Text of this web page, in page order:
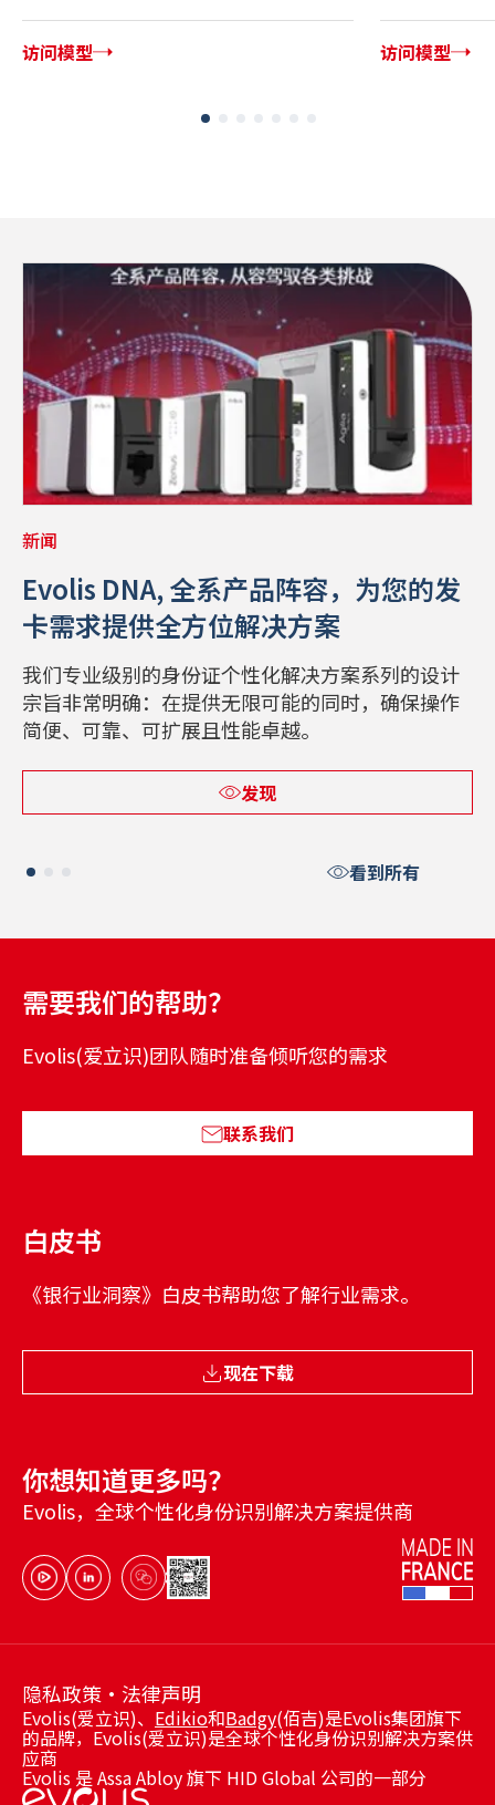
访问模型 访问模型
新闻
Evolis DNA, 全系产品阵容，为您的发
卡需求提供全方位解决方案
我们专业级别的身份证个性化解决方案系列的设计
宗旨非常明确：在提供无限可能的同时，确保操作
简便、可靠、可扩展且性能卓越。
发现
看到所有
需要我们的帮助？
Evolis(爱立识)团队随时准备倾听您的需求
联系我们
白皮书
《银行业洞察》白皮书帮助您了解行业需求。
现在下载
你想知道更多吗？
Evolis，全球个性化身份识别解决方案提供商
隐私政策 法律声明
Evolis(爱立识)、 Edikio和Badgy(佰吉)是Evolis集团旗下
的品牌，Evolis(爱立识)是全球个性化身份识别解决方案供
应商
Evolis 是 Assa Abloy 旗下 HID Global 公司的一部分